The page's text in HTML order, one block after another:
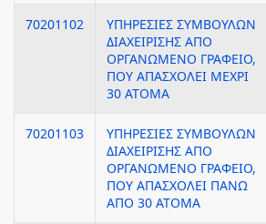
70201102
ΥΠΗΡΕΣΙΕΣ ΣΥΜΒΟΥΛΩΝ
ΔΙΑΧΕΙΡΙΣΗΣ ΑΠΟ
ΟΡΓΑΝΩΜΕΝΟ ΓΡΑΦΕΙΟ,
ΠΟΥ ΑΠΑΣΧΟΛΕΙ ΜΕΧΡΙ
30 ΑΤΟΜΑ
70201103
ΥΠΗΡΕΣΙΕΣ ΣΥΜΒΟΥΛΩΝ
ΔΙΑΧΕΙΡΙΣΗΣ ΑΠΟ
ΟΡΓΑΝΩΜΕΝΟ ΓΡΑΦΕΙΟ,
ΠΟΥ ΑΠΑΣΧΟΛΕΙ ΠΑΝΩ
ΑΠΟ 30 ΑΤΟΜΑ